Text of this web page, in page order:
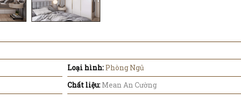
Loại hình: Phòng Ngủ
Chất liệu: Mean An Cường